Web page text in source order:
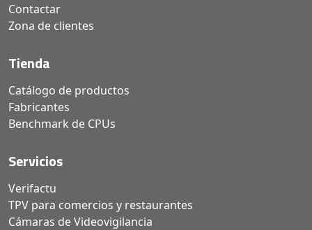
Contactar
Zona de clientes
Tienda
Catálogo de productos
Fabricantes
Benchmark de CPUs
Servicios
Verifactu
TPV para comercios y restaurantes
Cámaras de Videovigilancia